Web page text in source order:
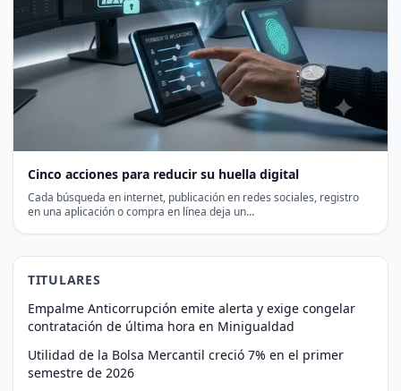
Cinco acciones para reducir su huella digital
Cada búsqueda en internet, publicación en redes sociales, registro
en una aplicación o compra en línea deja un…
TITULARES
Empalme Anticorrupción emite alerta y exige congelar
contratación de última hora en Minigualdad
Utilidad de la Bolsa Mercantil creció 7% en el primer
semestre de 2026